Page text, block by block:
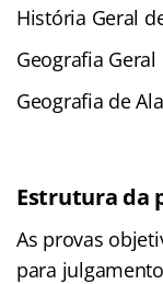
História Geral
Geografia
Geografia de
Estrutura da
As provas
para